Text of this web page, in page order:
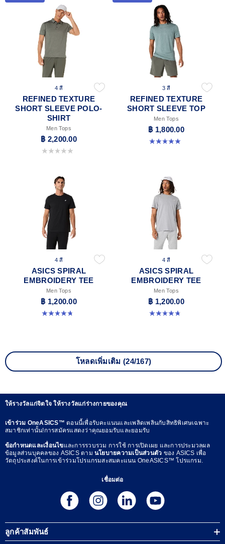
4 สี
REFINED TEXTURE
SHORT SLEEVE POLO-
SHIRT
Men Tops
฿ 2,200.00
0.0 จาก 5 ดาว
3 สี
REFINED TEXTURE
SHORT SLEEVE TOP
Men Tops
฿ 1,800.00
5.0 จาก 5 ดาว 4 รีวิว
4 สี
ASICS SPIRAL
EMBROIDERY TEE
Men Tops
฿ 1,200.00
4.8 จาก 5 ดาว 4 รีวิว
4 สี
ASICS SPIRAL
EMBROIDERY TEE
Men Tops
฿ 1,200.00
4.8 จาก 5 ดาว 4 รีวิว
โหลดเพิ่มเติม (24/167)
ให้รางวัลแก่จิตใจ ให้รางวัลแก่ร่างกายของคุณ
เข้าร่วม OneASICS™ตอนนี้เพื่อรับคะแนนและเพลิดเพลินกับสิทธิพิเศษเฉพาะ
สมาชิกเท่านั้น!การสมัครแสดงว่าคุณยอมรับและยอมรับ
ข้อกำหนดและเงื่อนไขและการรวบรวม การใช้ การเปิดเผย และการประมวลผล
ข้อมูลส่วนบุคคลของ ASICS ตาม นโยบายความเป็นส่วนตัว ของ ASICS เพื่อ
วัตถุประสงค์ในการเข้าร่วมโปรแกรมสะสมคะแนน OneASICS™ โปรแกรม.
เชื่อมต่อ
ลูกค้าสัมพันธ์